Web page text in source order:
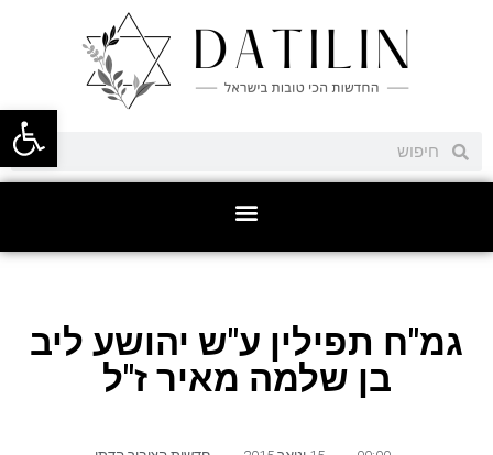
פתח
גמ"ח תפילין ע"ש יהושע ליב
בן שלמה מאיר ז"ל